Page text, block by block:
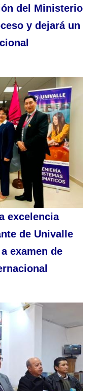
del Ministerio
y dejará un
excelencia
de Univalle
examen de